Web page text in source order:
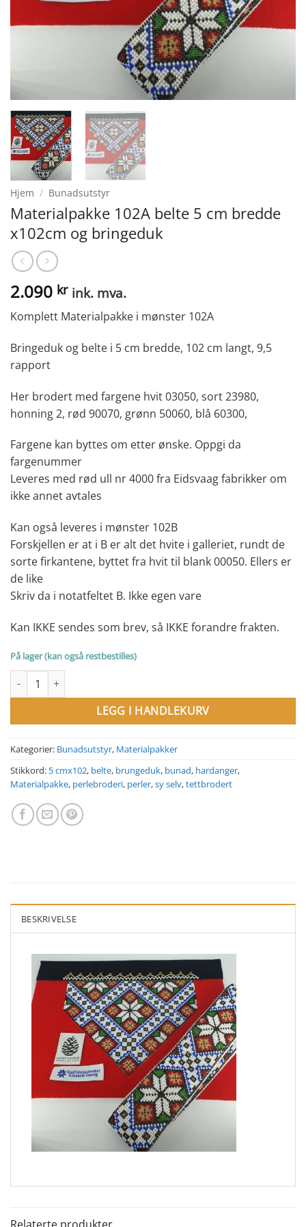
Hjem / Bunadsutstyr
Materialpakke 102A belte 5 cm bredde
x102cm og bringeduk
2.090 kr ink. mva.
Komplett Materialpakke i mønster 102A
Bringeduk og belte i 5 cm bredde, 102 cm langt, 9,5
rapport
Her brodert med fargene hvit 03050, sort 23980,
honning 2, rød 90070, grønn 50060, blå 60300,
Fargene kan byttes om etter ønske. Oppgi da
fargenummer
Leveres med rød ull nr 4000 fra Eidsvaag fabrikker om
ikke annet avtales
Kan også leveres i mønster 102B
Forskjellen er at i B er alt det hvite i galleriet, rundt de
sorte firkantene, byttet fra hvit til blank 00050. Ellers er
de like
Skriv da i notatfeltet B. Ikke egen vare
Kan IKKE sendes som brev, så IKKE forandre frakten.
På lager (kan også restbestilles)
Materialpakke 102A belte 5 cm bredde x102cm og bringeduk
LEGG I HANDLEKURV
Kategorier: Bunadsutstyr, Materialpakker
Stikkord: 5 cmx102, belte, brungeduk, bunad, hardanger,
Materialpakke, perlebroderi, perler,sy selv,tettbrodert
BESKRIVELSE